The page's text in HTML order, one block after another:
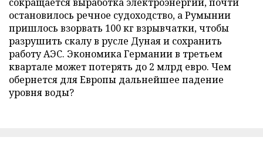
остановилось речное судоходство, а Румынии
пришлось взорвать 100 кг взрывчатки, чтобы
разрушить скалу в русле Дуная и сохранить
работу АЭС. Экономика Германии в третьем
квартале может потерять до 2 млрд евро. Чем
обернется для Европы дальнейшее падение
уровня воды?